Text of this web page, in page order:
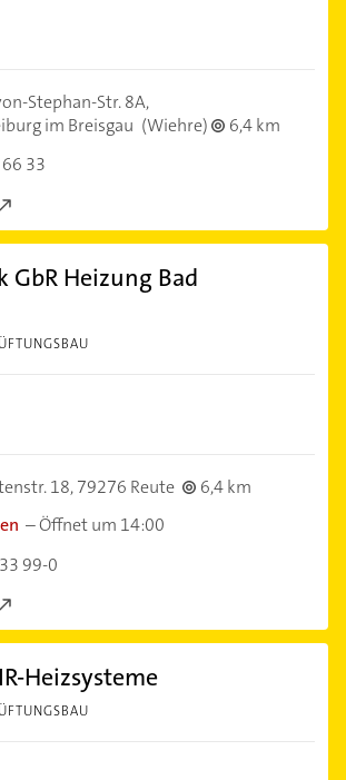
Stephan-Str. 8A,
im Breisgau (Wiehre)
6,4 km
33
GbR Heizung Bad
18,79276 Reute
6,4 km
–Öffnet um 14:00
99-0
Heizsysteme